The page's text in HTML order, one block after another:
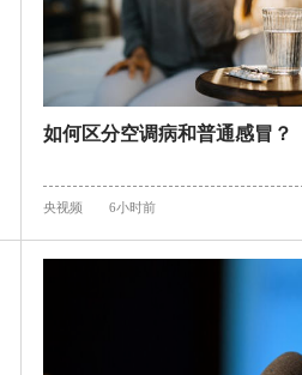
如何区分空调病和普通感冒？
央视频 6小时前